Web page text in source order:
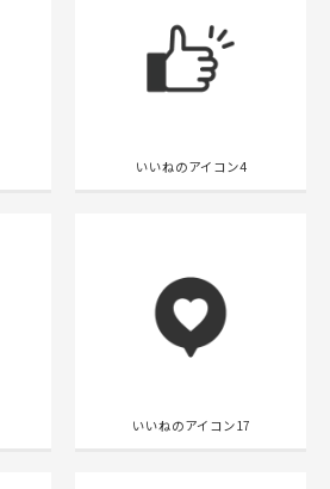
いいねのアイコン4
いいねのアイコン17